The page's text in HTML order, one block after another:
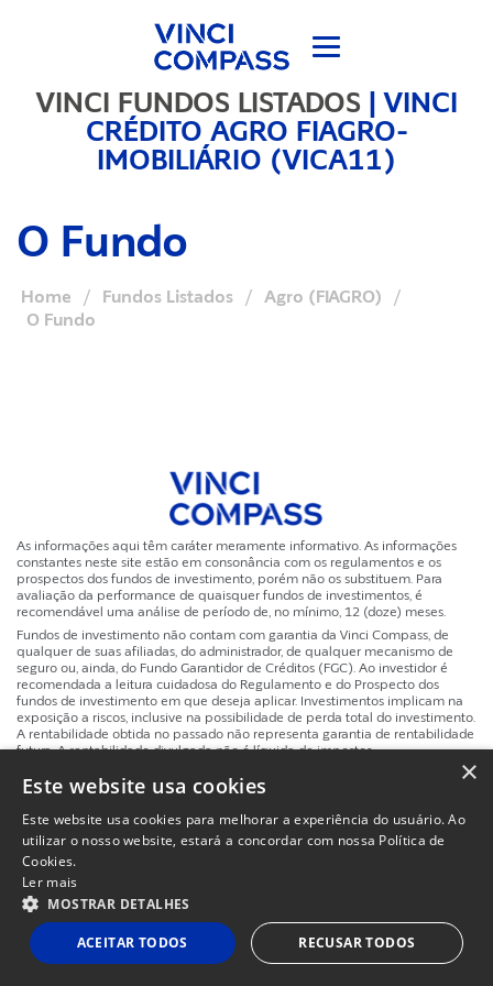
VINCI FUNDOS LISTADOS |VINCI
CRÉDITO AGRO FIAGRO-
IMOBILIÁRIO (VICA11)
O Fundo
Home / Fundos Listados / Agro (FIAGRO)
/
O Fundo
As informações aqui têm caráter meramente informativo. As informações
constantes neste site estão em consonância com os regulamentos e os
prospectos dos fundos de investimento, porém não os substituem. Para
avaliação da performance de quaisquer fundos de investimentos, é
recomendável uma análise de período de, no mínimo, 12 (doze) meses.
Fundos de investimento não contam com garantia da Vinci Compass, de
qualquer de suas afiliadas, do administrador, de qualquer mecanismo de
seguro ou, ainda, do Fundo Garantidor de Créditos (FGC). Ao investidor é
recomendada a leitura cuidadosa do Regulamento e do Prospecto dos
fundos de investimento em que deseja aplicar. Investimentos implicam na
exposição a riscos, inclusive na possibilidade de perda total do investimento.
A rentabilidade obtida no passado não representa garantia de rentabilidade
futura. A rentabilidade divulgada não é líquida de impostos.
×
Este website usa cookies
Este website usa cookies para melhorar a experiência do usuário. Ao
utilizar o nosso website, estará a concordar com nossa Política de
Cookies.
Ler mais
MOSTRAR DETALHES
ACEITAR TODOS RECUSAR TODOS